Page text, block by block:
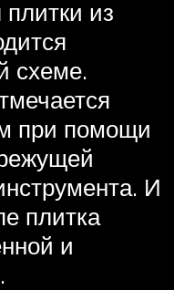
из
схеме.
при помощи
И
плитка
и